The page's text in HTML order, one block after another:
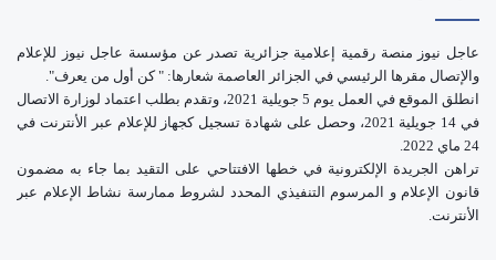
عاجل نيوز منصة رقمية إعلامية جزائرية تصدر عن مؤسسة عاجل نيوز للإعلام
والإتصال مقرها الرئيسي في الجزائر العاصمة شعارها: " كن أول من يعرف".
انطلق الموقع في العمل يوم 5 جويلية 2021، وتقدم بطلب اعتماد لوزارة الاتصال
في 14 جويلية 2021، وحصل على شهادة تسجيل كجهاز للإعلام عبر الأنترنت في
24 ماي 2022.
تراهن الجريدة الإلكترونية في خطها الافتتاحي على التقيد بما جاء به مضمون
قانون الإعلام و المرسوم التنفيذي المحدد لشروط ممارسة نشاط الإعلام عبر
الأنترنت.